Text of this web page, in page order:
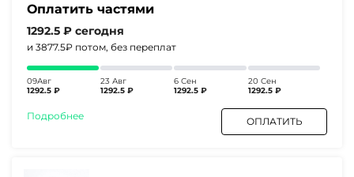
Оплатить частями
1292.5 ₽ сегодня
и 3877.5₽ потом, без переплат
09Авг
1292.5 ₽
23 Авг
1292.5 ₽
6 Сен
1292.5 ₽
20 Сен
1292.5 ₽
Подробнее ОПЛАТИТЬ